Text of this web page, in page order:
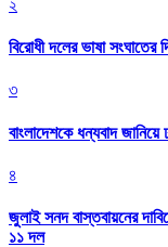
২
বিরোধী দলের ভাষা
৩
বাংলাদেশকে ধন্যবাদ
৪
জুলাই সনদ বাস্তবায়নের
১১ দল